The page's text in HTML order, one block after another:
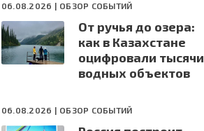
Конфликт на Украине
06.08.2026 | ОБЗОР СОБЫТИЙ
От ручья до озера:
как в Казахстане
оцифровали тысячи
водных объектов
06.08.2026 | ОБЗОР СОБЫТИЙ